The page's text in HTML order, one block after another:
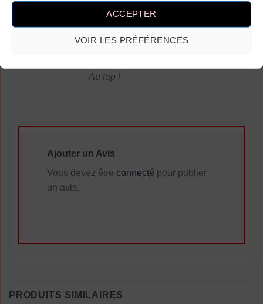
ACCEPTER
VOIR LES PRÉFÉRENCES
veulent se sentir belles et
féminines. Bravo à l’équipe
Au top !
Ajouter un Avis
Vous devez être connecté pour publier
un avis.
PRODUITS SIMILAIRES